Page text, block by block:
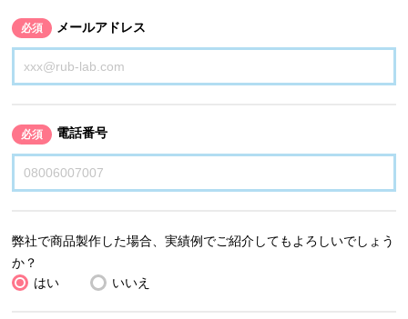
必須 メールアドレス
必須 電話番号
弊社で商品製作した場合、実績例でご紹介してもよろしいでしょう
か？
はい
いいえ